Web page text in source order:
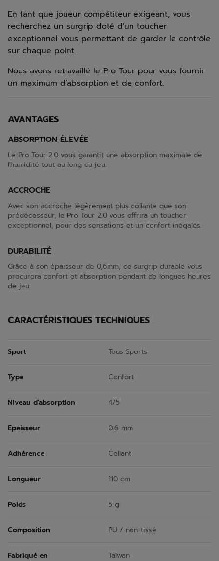
En tant que joueur compétiteur exigeant, vous
recherchez un surgrip doté d'un toucher
exceptionnel vous permettant de garder le contrôle
sur chaque point.
Nous avons retravaillé le Pro Tour pour vous fournir
un maximum d’absorption et de confort.
AVANTAGES
ABSORPTION ÉLEVÉE
Le Pro Tour 2.0 vous garantit une absorption maximale de
l'humidité tout au long du jeu.
ACCROCHE
Avec son accroche légèrement plus collante que son
prédécesseur, le Pro Tour 2.0 vous offrira un toucher
exceptionnel, pour des sensations et un confort inégalés.
DURABILITÉ
Grâce à son épaisseur de 0,6mm, ce surgrip durable vous
procurera confort et absorption pendant de longues heures
de jeu.
CARACTÉRISTIQUES TECHNIQUES
Sport Tous Sports
Type Confort
Niveau d'absorption 4/5
Epaisseur 0.6 mm
Adhérence Collant
Longueur 110 cm
Poids 5 g
Composition PU / non-tissé
Fabriqué en Taïwan